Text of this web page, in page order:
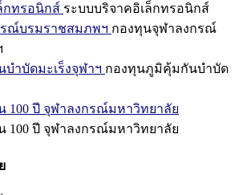
กทรอนิกส์ ระบบบริจาคอิเล็กทรอนิกส์
ณ์บรมราชสมภพฯ กองทุนจุฬาลงกรณ์
ำบัดมะเร็งจุฬาฯ กองทุนภูมิคุ้มกันบำบัด
100 ปี จุฬาลงกรณ์มหาวิทยาลัย
100 ปี จุฬาลงกรณ์มหาวิทยาลัย